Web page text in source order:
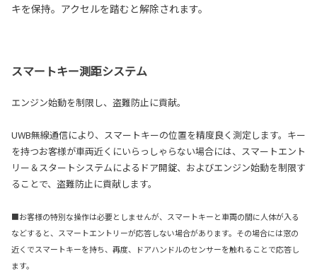
キを保持。アクセルを踏むと解除されます。
スマートキー測距システム
エンジン始動を制限し、盗難防止に貢献。
UWB無線通信により、スマートキーの位置を精度良く測定します。キー
を持つお客様が車両近くにいらっしゃらない場合には、スマートエント
リー＆スタートシステムによるドア開錠、およびエンジン始動を制限す
ることで、盗難防止に貢献します。
■お客様の特別な操作は必要としませんが、スマートキーと車両の間に人体が入る
などすると、スマートエントリーが応答しない場合があります。その場合には窓の
近くでスマートキーを持ち、再度、ドアハンドルのセンサーを触れることで応答し
ます。